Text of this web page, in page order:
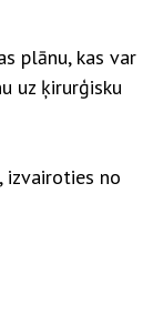
plānu, kas var
uz ķirurģisku
no